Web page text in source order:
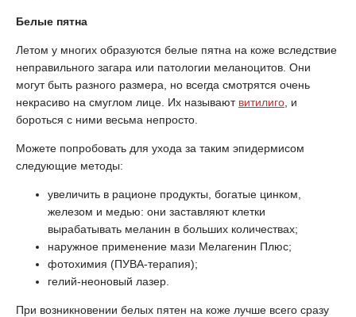
Белые пятна
Летом у многих образуются белые пятна на коже вследствие
неправильного загара или патологии меланоцитов. Они
могут быть разного размера, но всегда смотрятся очень
некрасиво на смуглом лице. Их называют витилиго , и
бороться с ними весьма непросто.
Можете попробовать для ухода за таким эпидермисом
следующие методы:
увеличить в рационе продукты, богатые цинком,
железом и медью: они заставляют клетки
вырабатывать меланин в больших количествах;
наружное применение мази Мелагенин Плюс;
фотохимия (ПУВА-терапия);
гелий-неоновый лазер.
При возникновении белых пятен на коже лучше всего сразу